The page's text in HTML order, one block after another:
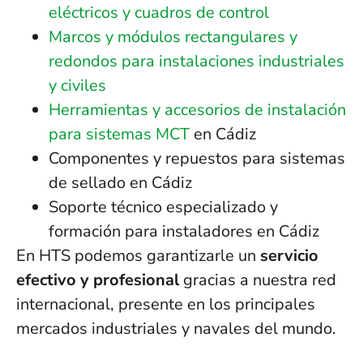
eléctricos y cuadros de control
Marcos y módulos rectangulares y
redondos para instalaciones industriales
y civiles
Herramientas y accesorios de instalación
para sistemas MCT en Cádiz
Componentes y repuestos para sistemas
de sellado en Cádiz
Soporte técnico especializado y
formación para instaladores en Cádiz
En HTS podemos garantizarle un servicio
efectivo y profesionalgracias a nuestra red
internacional, presente en los principales
mercados industriales y navales del mundo.